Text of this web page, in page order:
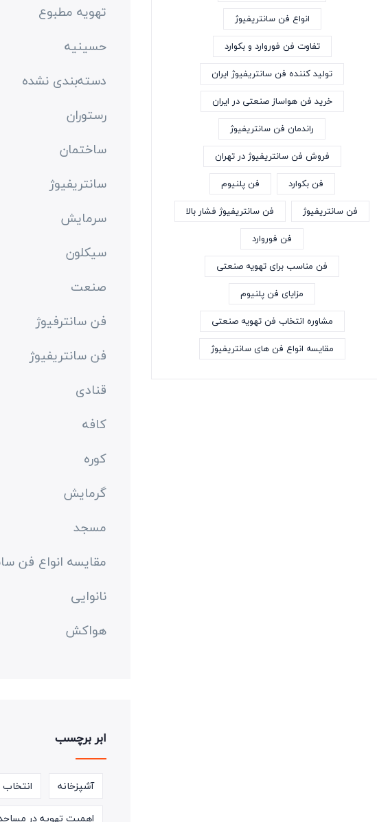
انواع فن سانتریفیوژ
تفاوت فن فوروارد و بکوارد
تولید کننده فن سانتریفیوژ ایران
خرید فن هواساز صنعتی در ایران
راندمان فن سانتریفیوژ
فروش فن سانتریفیوژ در تهران
فن بکوارد
فن پلنیوم
فن سانتریفیوژ
فن سانتریفیوژ فشار بالا
فن فوروارد
فن مناسب برای تهویه صنعتی
مزایای فن پلنیوم
مشاوره انتخاب فن تهویه صنعتی
مقایسه انواع فن های سانتریفیوژ
تهویه مطبوع
حسینیه
دسته‌بندی نشده
رستوران
ساختمان
سانتریفیوژ
سرمایش
سیکلون
صنعت
فن سانترفیوژ
فن سانتریفیوژ
قنادی
کافه
کوره
گرمایش
مسجد
مقایسه انواع فن
نانوایی
هواکش
ابر برچسب
آشپزخانه
اهمیت تهویه در